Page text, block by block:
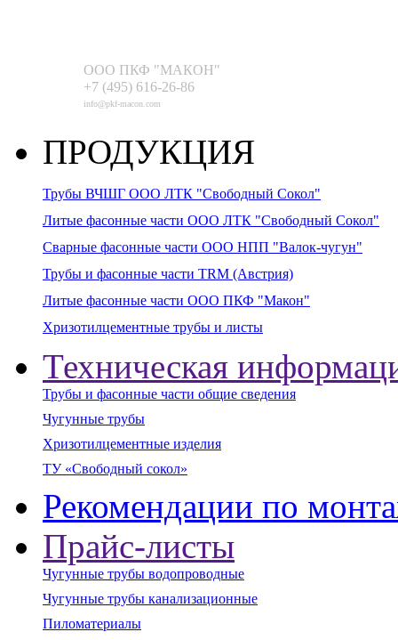
ООО ПКФ "МАКОН"
+7 (495) 616-26-86
info@pkf-macon.com
ПРОДУКЦИЯ
Трубы ВЧШГ ООО ЛТК "Свободный Сокол"
Литые фасонные части ООО ЛТК "Свободный Сокол"
Сварные фасонные части ООО НПП "Валок-чугун"
Трубы и фасонные части TRM (Aвстрия)
Литые фасонные части ООО ПКФ "Макон"
Хризотилцементные трубы и листы
Техническая
Трубы и фасонные части общие сведения
Чугунные трубы
Хризотилцементные изделия
ТУ «Свободный сокол»
Рекомендации по
Прайс-листы
Чугунные трубы водопроводные
Чугунные трубы канализационные
Пиломатериалы